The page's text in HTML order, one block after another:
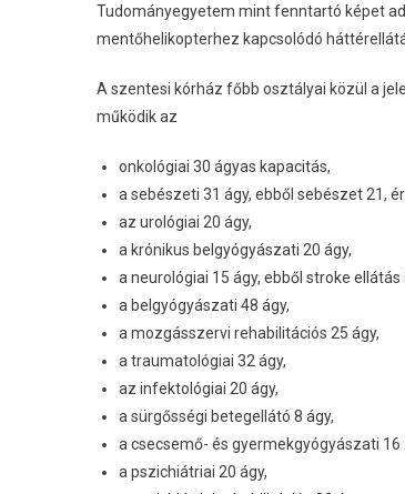
Tudományegyetem mint fenntartó képet
mentőhelikopterhez kapcsolódó
A szentesi kórház főbb osztályai közül a
működik az
onkológiai 30 ágyas kapacitás,
a sebészeti 31 ágy, ebből sebészet 21,
az urológiai 20 ágy,
a krónikus belgyógyászati ​​20 ágy,
a neurológiai 15 ágy, ebből stroke ellátás
a belgyógyászati ​​48 ágy,
a mozgásszervi rehabilitációs 25 ágy,
a traumatológiai 32 ágy,
az infektológiai 20 ágy,
a sürgősségi betegellátó 8 ágy,
a csecsemő- és gyermekgyógyászati ​​16
a pszichiátriai 20 ágy,